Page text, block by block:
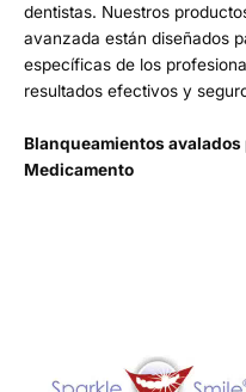
dentistas. Nuestros
avanzada están diseñados
específicas de los
resultados efectivos y
Blanqueamientos
Medicamento